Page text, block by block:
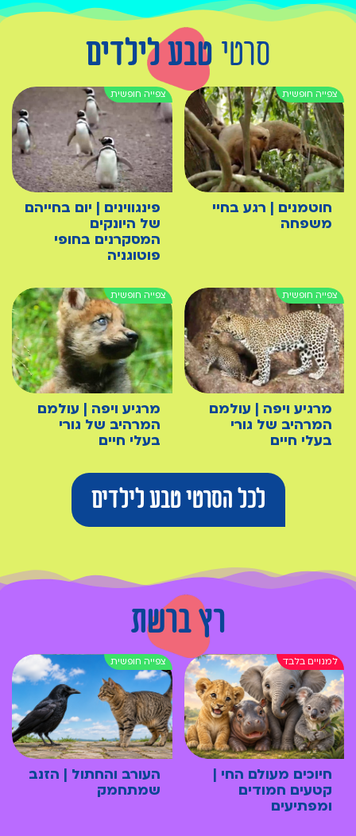
סרטי טבע לילדים
חוטמנים | רגע בחיי
משפחה
פינגווינים | יום בחייהם
של היונקים
המסקרנים בחופי
פוטוגניה
מרגיע ויפה | עולמם
המרהיב של גורי
בעלי חיים
מרגיע ויפה | עולמם
המרהיב של גורי
בעלי חיים
לכל הסרטי טבע לילדים
רץ ברשת
חיוכים מעולם החי |
קטעים חמודים
ומפתיעים
העורב והחתול | הזנב
שמתחמק